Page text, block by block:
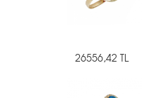
26556,42 TL